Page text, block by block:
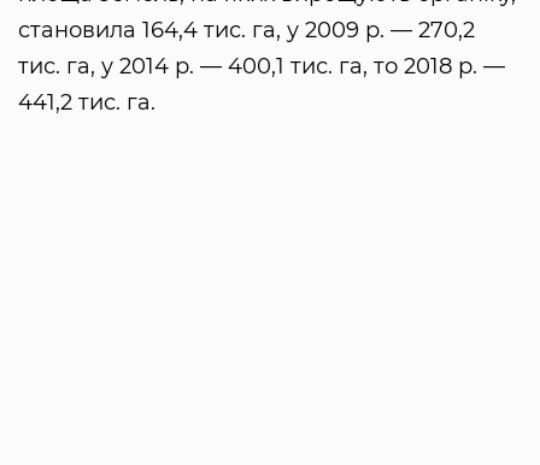
становила 164,4 тис. га, у 2009 р. — 270,2
тис. га, у 2014 р. — 400,1 тис. га, то 2018 р. —
441,2 тис. га.